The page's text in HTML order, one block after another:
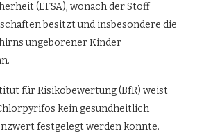
(EFSA), wonach der Stoff
besitzt und insbesondere die
ungeborener Kinder
für Risikobewertung (BfR) weist
kein gesundheitlich
festgelegt werden konnte.